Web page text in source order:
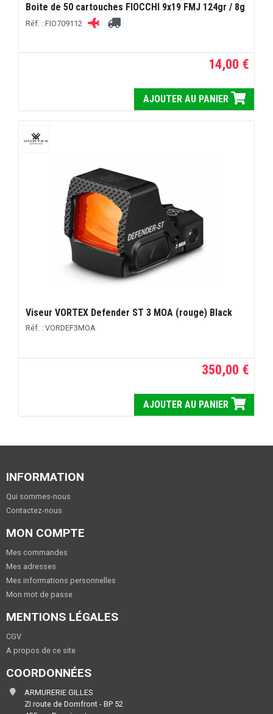
Boite de 50 cartouches FIOCCHI 9x19 FMJ 124gr / 8g
Réf. : FIO709112
14,00 €
AJOUTER AU PANIER
Viseur VORTEX Defender ST 3 MOA (rouge) Black
Réf. : VORDEF3MOA
350,00 €
AJOUTER AU PANIER
INFORMATION
Qui sommes-nous
Contactez-nous
MON COMPTE
Mes commandes
Mes adresses
Mes informations personnelles
Mon mot de passe
MENTIONS LÉGALES
CGV
A propos de ce site
COORDONNÉES
ARMURERIE GILLES
ZI route de Domfront - BP 52